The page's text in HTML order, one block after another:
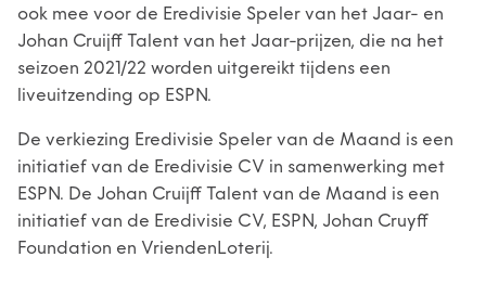
ook mee voor de Eredivisie Speler van het Jaar- en
Johan Cruijff Talent van het Jaar-prijzen, die na het
seizoen 2021/22 worden uitgereikt tijdens een
liveuitzending op ESPN.
De verkiezing Eredivisie Speler van de Maand is een
initiatief van de Eredivisie CV in samenwerking met
ESPN. De Johan Cruijff Talent van de Maand is een
initiatief van de Eredivisie CV, ESPN, Johan Cruyff
Foundation en VriendenLoterij.